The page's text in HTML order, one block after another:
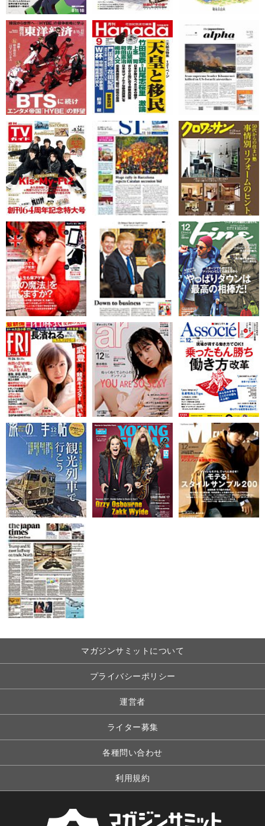
マガジンサミットについて
プライバシーポリシー
運営者
ライター募集
各種問い合わせ
利用規約